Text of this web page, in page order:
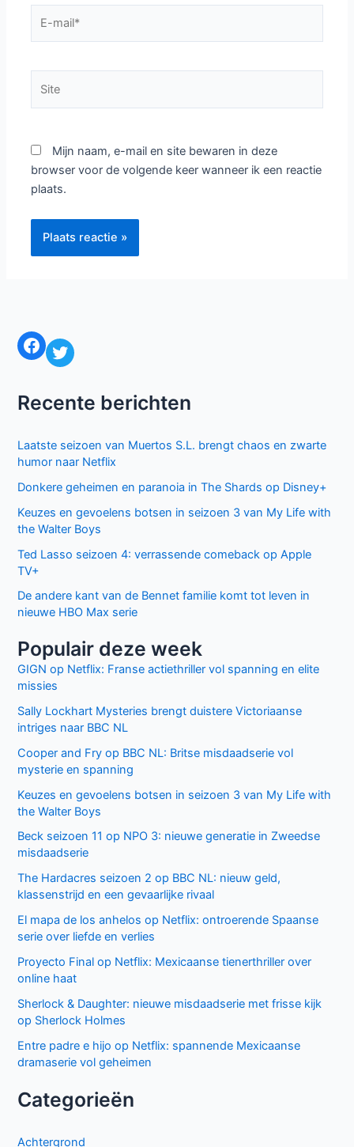
Mijn naam, e-mail en site bewaren in deze
browser voor de volgende keer wanneer ik een reactie
plaats.
Facebook Twitter
Recente berichten
Laatste seizoen van Muertos S.L. brengt chaos en zwarte
humor naar Netflix
Donkere geheimen en paranoia in The Shards op Disney+
Keuzes en gevoelens botsen in seizoen 3 van My Life with
the Walter Boys
Ted Lasso seizoen 4: verrassende comeback op Apple
TV+
De andere kant van de Bennet familie komt tot leven in
nieuwe HBO Max serie
Populair deze week
GIGN op Netflix: Franse actiethriller vol spanning en elite
missies
Sally Lockhart Mysteries brengt duistere Victoriaanse
intriges naar BBC NL
Cooper and Fry op BBC NL: Britse misdaadserie vol
mysterie en spanning
Keuzes en gevoelens botsen in seizoen 3 van My Life with
the Walter Boys
Beck seizoen 11 op NPO 3: nieuwe generatie in Zweedse
misdaadserie
The Hardacres seizoen 2 op BBC NL: nieuw geld,
klassenstrijd en een gevaarlijke rivaal
El mapa de los anhelos op Netflix: ontroerende Spaanse
serie over liefde en verlies
Proyecto Final op Netflix: Mexicaanse tienerthriller over
online haat
Sherlock & Daughter: nieuwe misdaadserie met frisse kijk
op Sherlock Holmes
Entre padre e hijo op Netflix: spannende Mexicaanse
dramaserie vol geheimen
Categorieën
Achtergrond